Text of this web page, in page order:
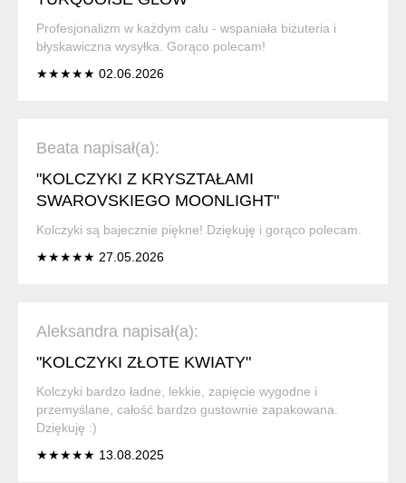
Profesjonalizm w każdym calu - wspaniała biżuteria i
błyskawiczna wysyłka. Gorąco polecam!
★★★★★ 02.06.2026
Beata napisał(a):
"KOLCZYKI Z KRYSZTAŁAMI
SWAROVSKIEGO MOONLIGHT"
Kolczyki są bajecznie piękne! Dziękuję i gorąco polecam.
★★★★★ 27.05.2026
Aleksandra napisał(a):
"KOLCZYKI ZŁOTE KWIATY"
Kolczyki bardzo ładne, lekkie, zapięcie wygodne i
przemyślane, całość bardzo gustownie zapakowana.
Dziękuję :)
★★★★★ 13.08.2025